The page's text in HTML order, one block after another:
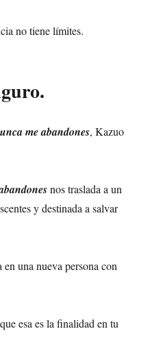
no tiene límites.
me abandones, Kazuo
nos traslada a un
y destinada a salvar
una nueva persona con
esa es la finalidad en tu